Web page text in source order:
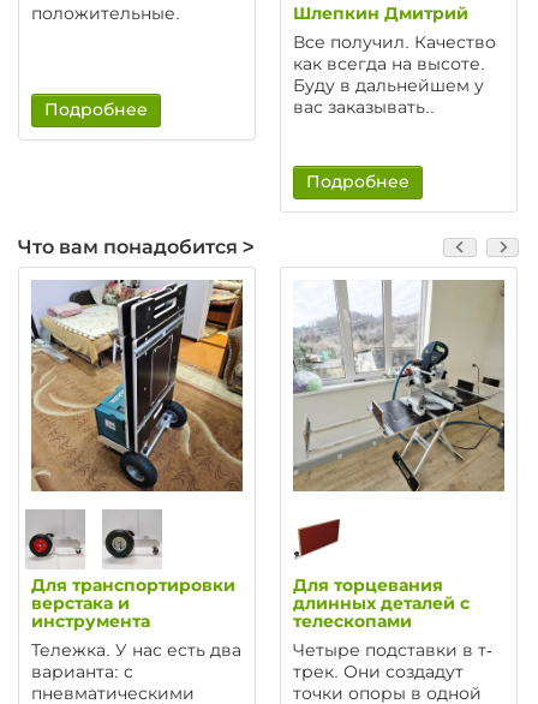
положительные.
Подробнее
Шлепкин Дмитрий
Все получил. Качество
как всегда на высоте.
Буду в дальнейшем у
вас заказывать..
Подробнее
Что вам понадобится >
Для транспортировки
верстака и
инструмента
Тележка. У нас есть два
варианта: с
пневматическими
Для торцевания
длинных деталей с
телескопами
Четыре подставки в т-
трек. Они создадут
точки опоры в одной